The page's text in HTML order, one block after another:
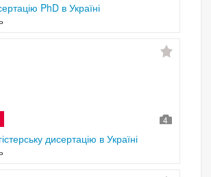
PhD в Україні
4
дисертацію в Україні